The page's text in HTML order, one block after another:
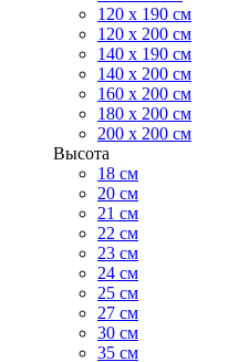
120 х 190 см
120 х 200 см
140 х 190 см
140 х 200 см
160 х 200 см
180 х 200 см
200 х 200 см
Высота
18 см
20 см
21 см
22 см
23 см
24 см
25 см
27 см
30 см
35 см